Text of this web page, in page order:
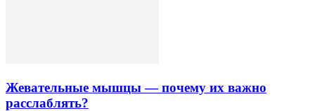
Жевательные мышцы — почему их важно
расслаблять?